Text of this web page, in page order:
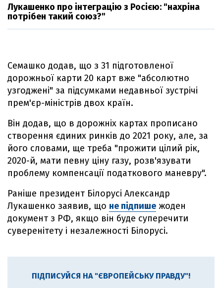
Лукашенко про інтеграцію з Росією: "нахріна
потрібен такий союз?"
Семашко додав, що з 31 підготовленої
дорожньої карти 20 карт вже "абсолютно
узгоджені" за підсумками недавньої зустрічі
прем'єр-міністрів двох країн.
Він додав, що в дорожніх картах прописано
створення єдиних ринків до 2021 року, але, за
його словами, ще треба "прожити цілий рік,
2020-й, мати певну ціну газу, розв'язувати
проблему компенсації податкового маневру".
Раніше президент Білорусі Александр
Лукашенко заявив, що не підпише жоден
документ з РФ, якщо він буде суперечити
суверенітету і незалежності Білорусі.
ПІДПИСУЙСЯ НА "ЄВРОПЕЙСЬКУ ПРАВДУ"!